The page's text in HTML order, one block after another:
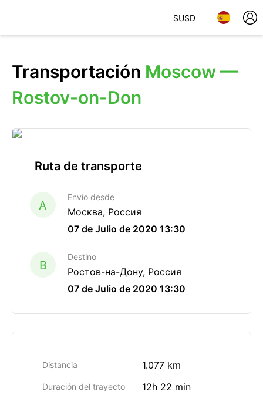
$USD
Transportación Moscow —
Rostov-on-Don
Ruta de transporte
A
Envío desde
Москва, Россия
07 de Julio de 2020 13:30
B
Destino
Ростов-на-Дону, Россия
07 de Julio de 2020 13:30
Distancia 1.077 km
Duración del trayecto 12h 22 min